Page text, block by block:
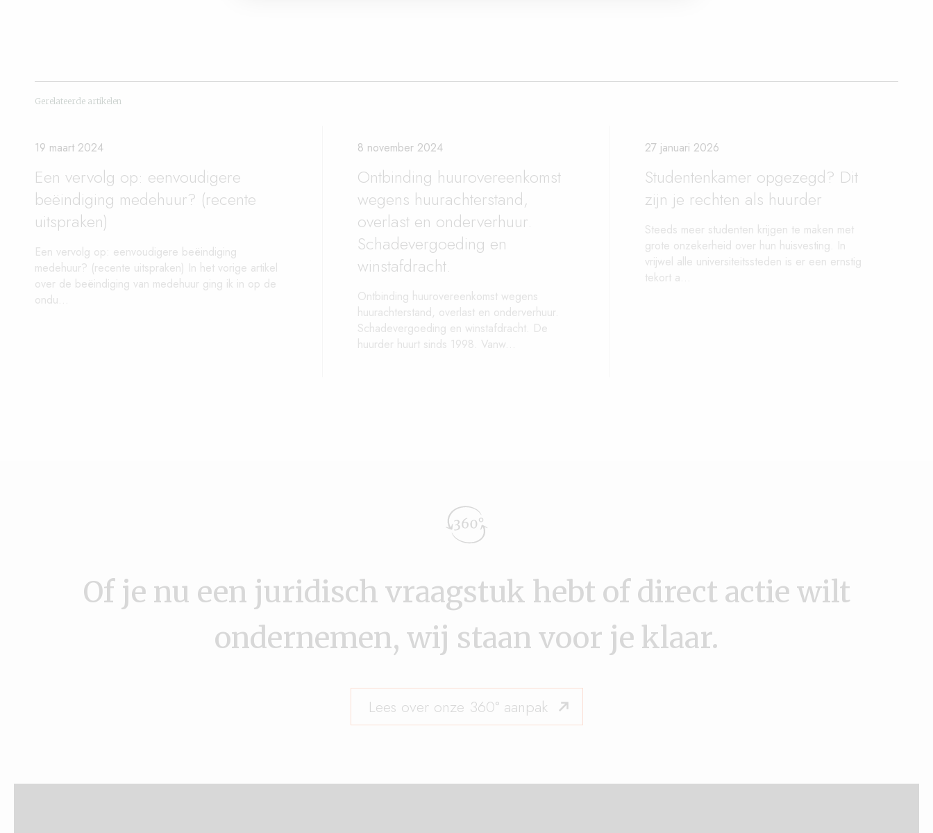
Gerelateerde artikelen
19 maart 2024
Een vervolg op: eenvoudigere
beëindiging medehuur? (recente
uitspraken)
Een vervolg op: eenvoudigere beëindiging
medehuur? (recente uitspraken) In het vorige artikel
over de beëindiging van medehuur ging ik in op de
ondu...
8 november 2024
Ontbinding huurovereenkomst
wegens huurachterstand,
overlast en onderverhuur.
Schadevergoeding en
winstafdracht.
Ontbinding huurovereenkomst wegens
huurachterstand, overlast en onderverhuur.
Schadevergoeding en winstafdracht. De
huurder huurt sinds 1998. Vanw...
27 januari 2026
Studentenkamer opgezegd? Dit
zijn je rechten als huurder
Steeds meer studenten krijgen te maken met
grote onzekerheid over hun huisvesting. In
vrijwel alle universiteitssteden is er een ernstig
tekort a...
Of je nu een juridisch vraagstuk hebt of direct actie wilt
ondernemen, wij staan voor je klaar.
Lees over onze 360° aanpak